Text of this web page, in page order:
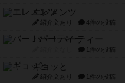
エレメンツ
紹介文あり 4件の投稿
バー！パーティー
1件の投稿
ギョッと
紹介文あり 1件の投稿